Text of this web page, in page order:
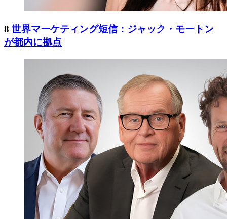
8 世界マーケティング短信：ジャック・モートン
が都内に拠点